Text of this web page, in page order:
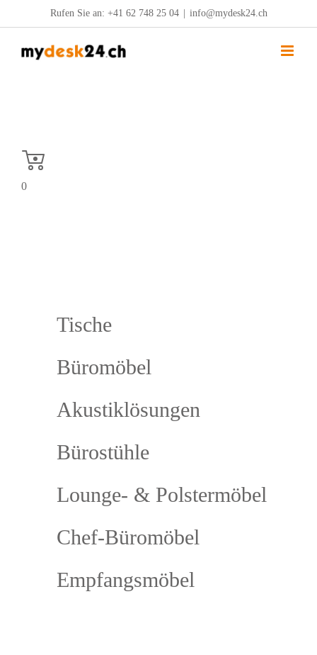
Inhalt
springen
Rufen Sie an: +41 62 748 25 04 info@mydesk24.ch
0
Tische
Büromöbel
Akustiklösungen
Bürostühle
Lounge- & Polstermöbel
Chef-Büromöbel
Empfangsmöbel